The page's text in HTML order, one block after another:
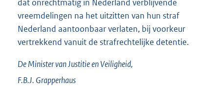
dat onrechtmatig in Nederland verblijvende
vreemdelingen na het uitzitten van hun straf
Nederland aantoonbaar verlaten, bij voorkeur
vertrekkend vanuit de strafrechtelijke detentie.
De Minister van Justitie en Veiligheid,
F.B.J. Grapperhaus